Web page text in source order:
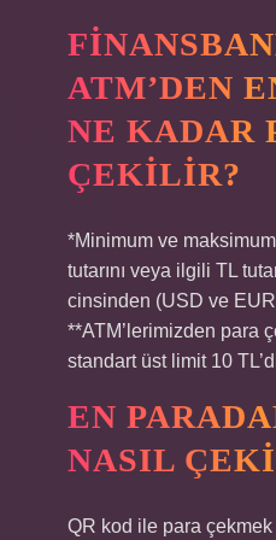
ATM’DEN
NE KADAR
ÇEKILIR?
*Minimum ve
tutarını veya ilgili TL
cinsinden (USD ve EUR)
**ATM’lerimizden para
standart üst limit 10
EN
NASIL
QR kod ile para